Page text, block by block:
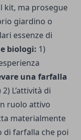
kit, ma prosegue
giardino o
essenze di
biologi: 1)
una farfalla
2) L’attività di
ruolo attivo
materialmente
di farfalla che poi